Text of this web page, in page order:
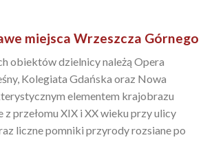
miejsca Wrzeszcza Górnego
obiektów dzielnicy należą Opera
Kolegiata Gdańska oraz Nowa
elementem krajobrazu
przełomu XIX i XX wieku przy ulicy
liczne pomniki przyrody rozsiane po